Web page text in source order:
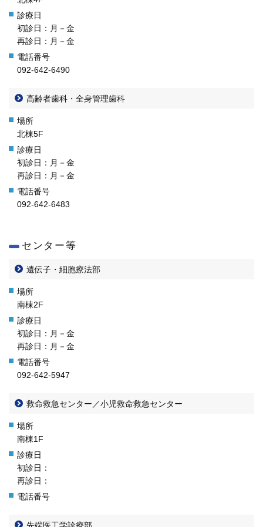
初診日：月－金
再診日：月－金
092-642-6490
高齢者歯科・全身管理歯科
北棟5F
初診日：月－金
再診日：月－金
092-642-6483
センター等
遺伝子・細胞療法部
南棟2F
初診日：月－金
再診日：月－金
092-642-5947
救命救急センター／小児救命救急センター
南棟1F
初診日：
再診日：